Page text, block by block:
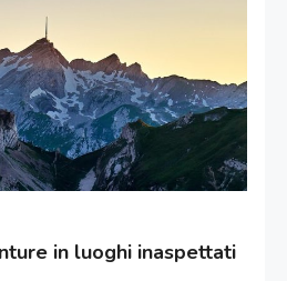
in luoghi inaspettati